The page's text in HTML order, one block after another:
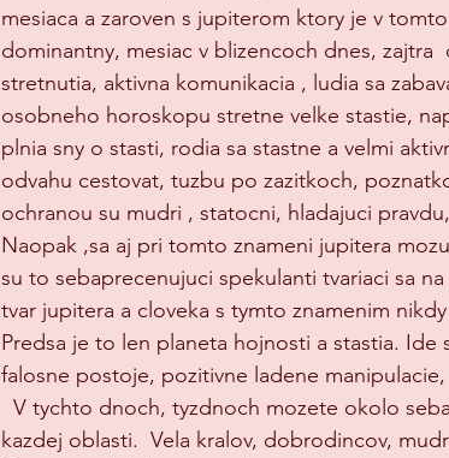
mesiaca a zaroven s jupiterom ktory je v
dominantny, mesiac v blizencoch dnes, zajtra
stretnutia, aktivna komunikacia , ludia sa
osobneho horoskopu stretne velke stastie,
plnia sny o stasti, rodia sa stastne a velmi
odvahu cestovat, tuzbu po zazitkoch,
ochranou su mudri , statocni, hladajuci
Naopak ,sa aj pri tomto znameni jupitera
su to sebaprecenujuci spekulanti tvariaci sa
tvar jupitera a cloveka s tymto znamenim
Predsa je to len planeta hojnosti a stastia. Ide
falosne postoje, pozitivne ladene
V tychto dnoch, tyzdnoch mozete okolo
kazdej oblasti.  Vela kralov, dobrodincov,